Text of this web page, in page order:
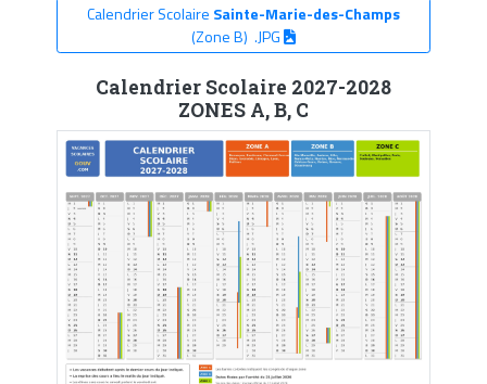
Calendrier Scolaire Sainte-Marie-des-Champs
(Zone B) .JPG
Calendrier Scolaire 2027-2028
ZONES A, B, C